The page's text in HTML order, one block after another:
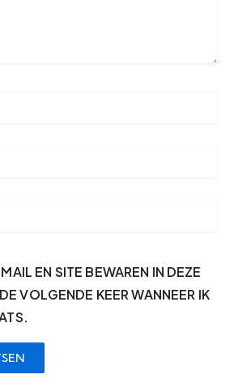
EN SITE BEWAREN IN DEZE
VOLGENDE KEER WANNEER IK